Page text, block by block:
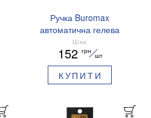
Ручка Buromax
автоматична гелева
PRESTIGE GOLD 0,5 мм
сині чорнила BM.83101
Ціна
152 грн
шт
КУПИТИ